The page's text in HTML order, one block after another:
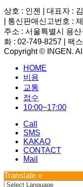
상호 : 인젠 | 대표자 :
| 통신판매신고번호 :
주소 : 서울특별시 용
화 : 02-749-8257 | 팩
Copyright © INGEN.
HOME
비용
교통
접수
10:00~17:00
Call
SMS
KAKAO
CONTACT
Mail
Translate »